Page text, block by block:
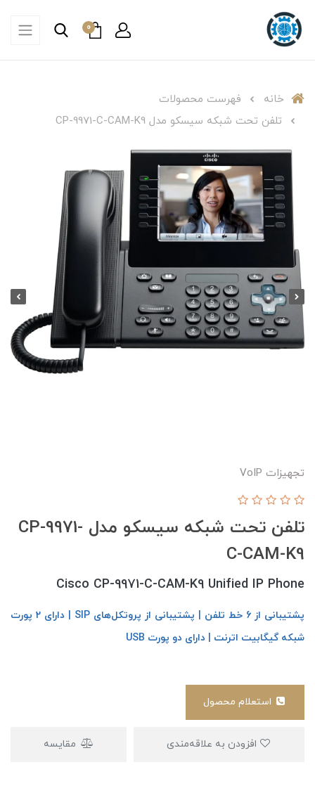
0
خانه
فهرست محصولات
تلفن تحت شبکه سیسکو مدل CP-9971-C-CAM-K9
تجهیزات VoIP
تلفن تحت شبکه سیسکو مدل CP-9971-
C-CAM-K9
Cisco CP-9971-C-CAM-K9 Unified IP Phone
پشتیبانی از 6 خط تلفن | پشتیبانی از پروتکل‌های SIP | دارای 2 پورت
شبکه گیگابیت اترنت | دارای دو پورت USB
مقایسه